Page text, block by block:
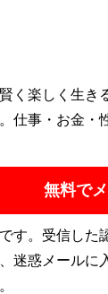
く楽しく生
仕事・お金
無料で
す。受信した
迷惑メールに